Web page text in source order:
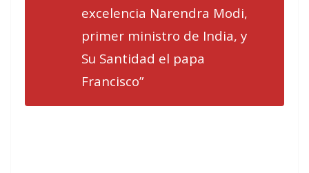
excelencia Narendra Modi,
primer ministro de India, y
Su Santidad el papa
Francisco”